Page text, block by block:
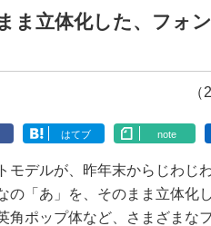
ま立体化した、フォ
はてブ note
デルが、昨年末からじわじ
の「あ」を、そのまま立体化
ポップ体など、さまざまな